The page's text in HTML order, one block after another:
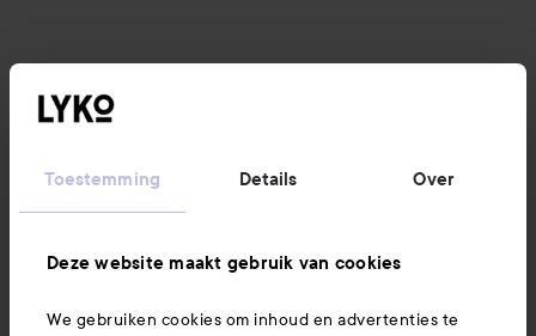
Toestemming Details Over
Deze website maakt gebruik van cookies
We gebruiken cookies om inhoud en advertenties te